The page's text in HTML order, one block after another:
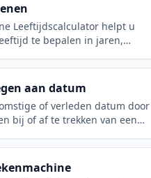
Leeftijdscalculator helpt u
te bepalen in jaren,
Ontdek eenvoudig hoe oud u
paar klikken.
aan datum
of verleden datum door
bij of af te trekken van een